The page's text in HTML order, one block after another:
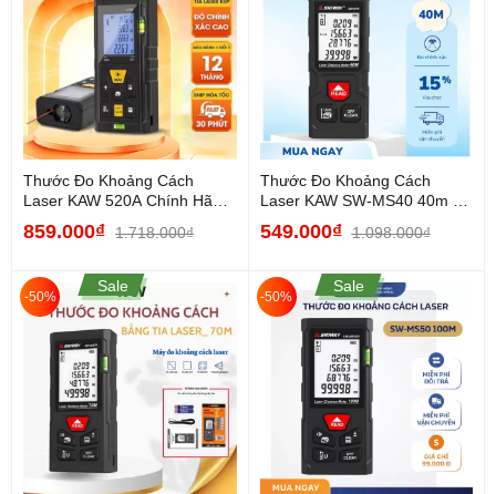
Thước Đo Khoảng Cách
Laser KAW 520A Chính Hãng
– Máy Đo Laser 120m Độ...
859.000₫ 1.718.000₫
Thước Đo Khoảng Cách
Laser KAW SW-MS40 40m –
Máy Đo Laser Mini Chính
Xác...
549.000₫ 1.098.000₫
-50%
Sale
-50%
Sale